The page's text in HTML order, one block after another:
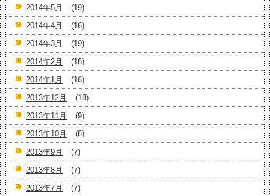
2014年5月
(19)
2014年4月
(16)
2014年3月
(19)
2014年2月
(18)
2014年1月
(16)
2013年12月
(18)
2013年11月
(9)
2013年10月
(8)
2013年9月
(7)
2013年8月
(7)
2013年7月
(7)